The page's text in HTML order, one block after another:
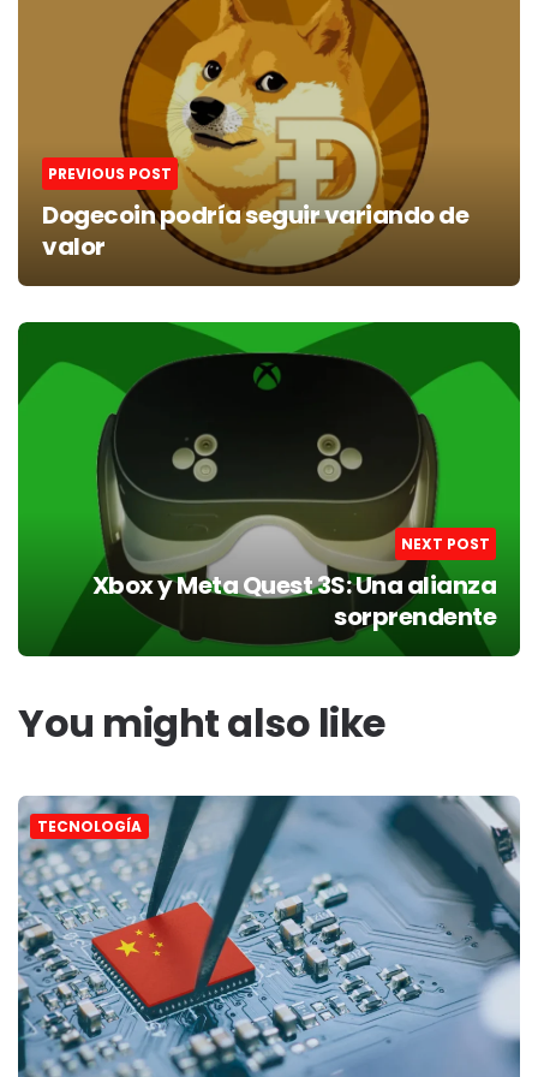
PREVIOUS POST
Dogecoin podría seguir variando de
valor
NEXT POST
Xbox y Meta Quest 3S: Una alianza
sorprendente
You might also like
TECNOLOGÍA